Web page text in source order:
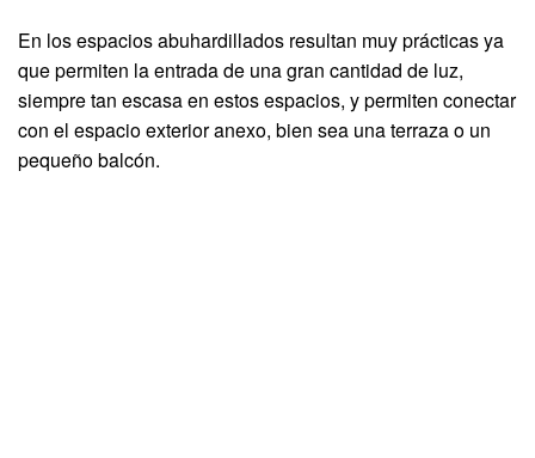
En los espacios abuhardillados resultan muy prácticas ya
que permiten la entrada de una gran cantidad de luz,
siempre tan escasa en estos espacios, y permiten conectar
con el espacio exterior anexo, bien sea una terraza o un
pequeño balcón.